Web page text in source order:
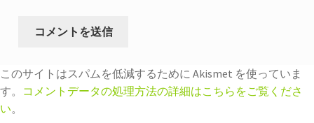
このサイトはスパムを低減するために Akismet を使っていま
す。 コメントデータの処理方法の詳細はこちらをご覧くださ
い。